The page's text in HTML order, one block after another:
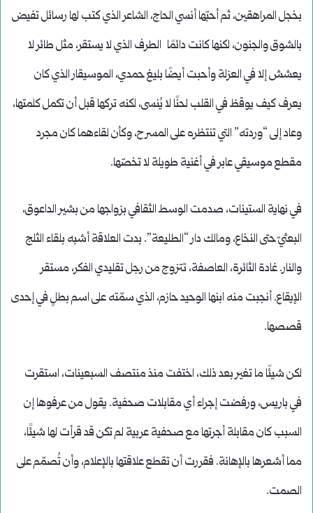
بخجل المراهقين، ثم أحبّها أنسي الحاج، الشاعر الذي كتب لها رسائل تفيض
بالشوق والجنون، لكنها كانت دائمًا الطرف الذي لا يستقر، مثل طائر لا
يعشش إلا في العزلة وأحبت أيضًا بليغ حمدي، الموسيقار الذي كان
يعرف كيف يوقظ في القلب لحنًا لا يُنسى، لكنه تركها قبل أن تكمل كلمتها،
وعاد إلى “وردته” التي تنتظره على المسرح، وكأن لقاءهما كان مجرد
مقطع موسيقي عابر في أغنية طويلة لا تخصّها.
في نهاية الستينات، صدمت الوسط الثقافي بزواجها من بشير الداعوق،
البعثيّ حتى النخاع، ومالك دار “الطليعة”. بدت العلاقة أشبه بلقاء الثلج
والنار. غادة الثائرة، العاصفة، تتزوج من رجل تقليدي الفكر، مستقر
الإيقاع. أنجبت منه ابنها الوحيد حازم، الذي سمّته على اسم بطلٍ في إحدى
قصصها.
لكن شيئًا ما تغير بعد ذلك، اختفت منذ منتصف السبعينات، استقرت
في باريس، ورفضت إجراء أي مقابلات صحفية. يقول من عرفوها إن
السبب كان مقابلة أجرتها مع صحفية عربية لم تكن قد قرأت لها شيئًا،
مما أشعرها بالإهانة. فقررت أن تقطع علاقتها بالإعلام، وأن تُصمّم على
الصمت.